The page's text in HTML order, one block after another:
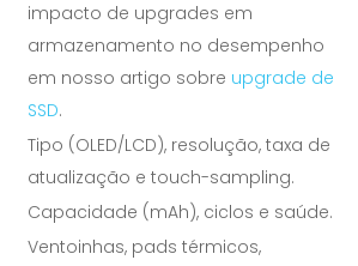
impacto de upgrades em
armazenamento no desempenho
em nosso artigo sobre upgrade de
SSD.
Tipo (OLED/LCD), resolução, taxa de
atualização e touch-sampling.
Capacidade (mAh), ciclos e saúde.
Ventoinhas, pads térmicos,